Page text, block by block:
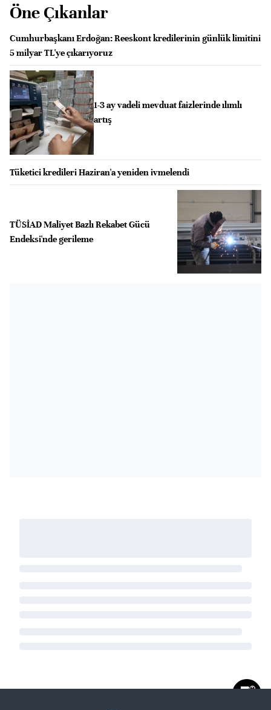
Öne Çıkanlar
Cumhurbaşkanı Erdoğan: Reeskont kredilerinin günlük limitini
5 milyar TL'ye çıkarıyoruz
1-3 ay vadeli mevduat faizlerinde ılımlı
artış
Tüketici kredileri Haziran'a yeniden ivmelendi
TÜSİAD Maliyet Bazlı Rekabet Gücü
Endeksi'nde gerileme